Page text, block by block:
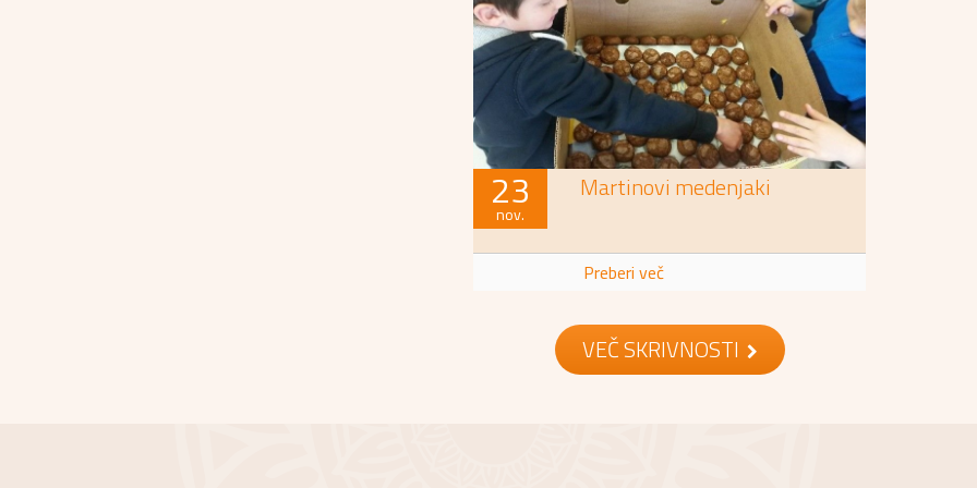
23
nov.
Martinovi medenjaki
Preberi več
VEČ SKRIVNOSTI